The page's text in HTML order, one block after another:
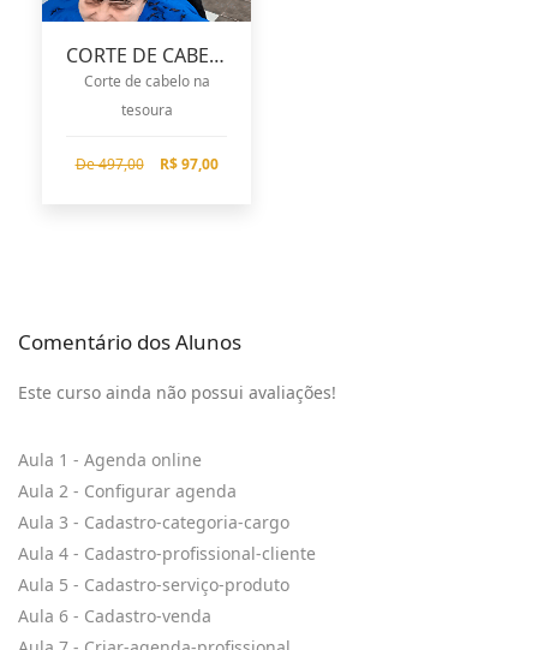
CORTE DE CABELO
Corte de cabelo na
tesoura
De 497,00 R$ 97,00
Comentário dos Alunos
Este curso ainda não possui avaliações!
Aula 1 - Agenda online
Aula 2 - Configurar agenda
Aula 3 - Cadastro-categoria-cargo
Aula 4 - Cadastro-profissional-cliente
Aula 5 - Cadastro-serviço-produto
Aula 6 - Cadastro-venda